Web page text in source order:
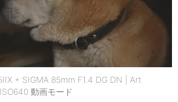
+ SIGMA 85mm F1.4 DG DN | Art
動画モード